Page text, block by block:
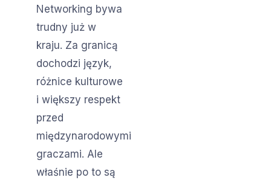
Networking bywa
trudny już w
kraju. Za granicą
dochodzi język,
różnice kulturowe
i większy respekt
przed
międzynarodowymi
graczami. Ale
właśnie po to są